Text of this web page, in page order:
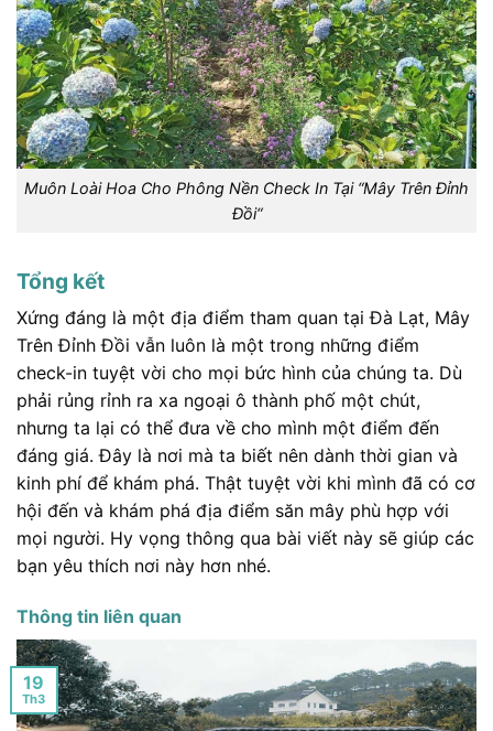
Muôn Loài Hoa Cho Phông Nền Check In Tại “Mây Trên Đỉnh
Đồi“
Tổng kết
Xứng đáng là một địa điểm tham quan tại Đà Lạt, Mây
Trên Đỉnh Đồi vẫn luôn là một trong những điểm
check-in tuyệt vời cho mọi bức hình của chúng ta. Dù
phải rủng rỉnh ra xa ngoại ô thành phố một chút,
nhưng ta lại có thể đưa về cho mình một điểm đến
đáng giá. Đây là nơi mà ta biết nên dành thời gian và
kinh phí để khám phá. Thật tuyệt vời khi mình đã có cơ
hội đến và khám phá địa điểm săn mây phù hợp với
mọi người. Hy vọng thông qua bài viết này sẽ giúp các
bạn yêu thích nơi này hơn nhé.
Thông tin liên quan
19
Th3